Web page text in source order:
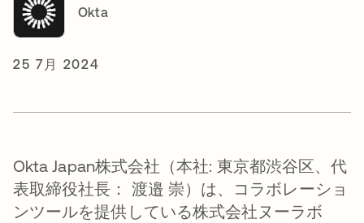
Okta
25 7月 2024
Okta Japan株式会社（本社: 東京都渋谷区、代
表取締役社長： 渡邉 崇）は、コラボレーショ
ンツールを提供している株式会社ヌーラボ